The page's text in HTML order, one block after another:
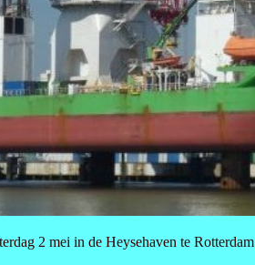
2 mei in de Heysehaven te Rotterdam